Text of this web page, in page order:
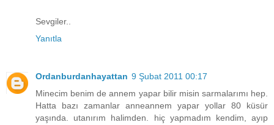
Sevgiler..
Yanıtla
Ordanburdanhayattan 9 Şubat 2011 00:17
Minecim benim de annem yapar bilir misin sarmalarımı hep.
Hatta bazı zamanlar anneannem yapar yollar 80 küsür
yaşında. utanırım halimden. hiç yapmadım kendim, ayıp